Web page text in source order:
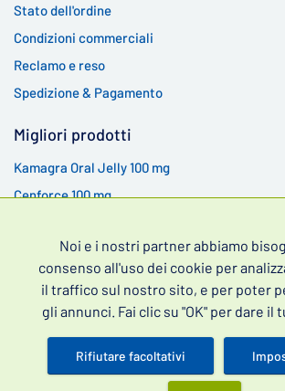
Stato dell'ordine
Condizioni commerciali
Reclamo e reso
Spedizione & Pagamento
Migliori prodotti
Kamagra Oral Jelly 100 mg
Cenforce 100 mg
Kamagra Gold 100 mg
Rimedi per la cura della disfunzione erettile -
erezione e farmaci per disfunzione erettile
Noi e i nostri partner abbiamo
consenso all'uso dei cookie per
il traffico sul nostro sito, e per poter
gli annunci. Fai clic su "OK" per dare il
Rifiutare facoltativi